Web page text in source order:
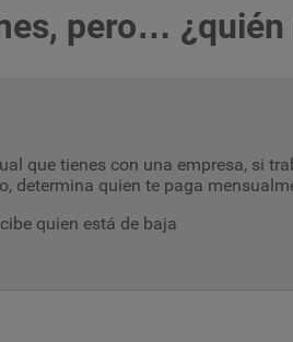
pero… ¿quién
que tienes con una empresa, si
determina quien te paga
quien está de baja